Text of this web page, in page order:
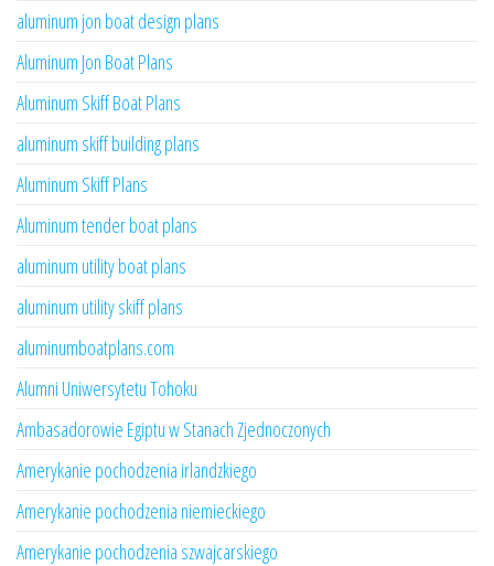
aluminum jon boat design plans
Aluminum Jon Boat Plans
Aluminum Skiff Boat Plans
aluminum skiff building plans
Aluminum Skiff Plans
Aluminum tender boat plans
aluminum utility boat plans
aluminum utility skiff plans
aluminumboatplans.com
Alumni Uniwersytetu Tohoku
Ambasadorowie Egiptu w Stanach Zjednoczonych
Amerykanie pochodzenia irlandzkiego
Amerykanie pochodzenia niemieckiego
Amerykanie pochodzenia szwajcarskiego